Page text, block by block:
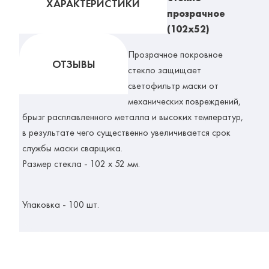
ХАРАКТЕРИСТИКИ
ОТЗЫВЫ
прозрачное
(102х52)
Прозрачное покровное
стекло защищает
светофильтр маски от
механических повреждений,
брызг расплавленного металла и высоких температур,
в результате чего существенно увеличивается срок
службы маски сварщика.
Размер стекла - 102 х 52 мм.
Упаковка - 100 шт.